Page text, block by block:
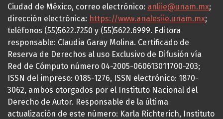
Ciudad de México, correo electrónico: anliie@unam.mx;
dirección electrónica: https://www.analesiie.unam.mx;
teléfonos (55)5622.7250 y (55)5622.6999. Editora
responsable: Claudia Garay Molina. Certificado de
Reserva de Derechos al uso Exclusivo de Difusión vía
Red de Cómputo número 04-2005-060613011700-203;
ISSN del impreso: 0185-1276, ISSN electrónico: 1870-
3062, ambos otorgados por el Instituto Nacional del
Derecho de Autor. Responsable de la última
actualización de este número: Karla Richterich, Instituto